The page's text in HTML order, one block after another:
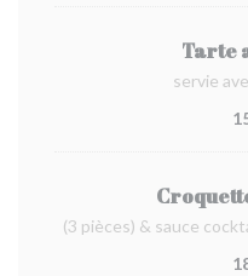
Tarte
servie
(3 pièces) & sauce